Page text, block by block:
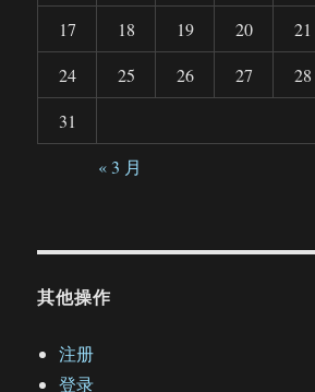
17
18 19 20 21
24
25 26 27 28
31
« 3 月
其他操作
注册
登录